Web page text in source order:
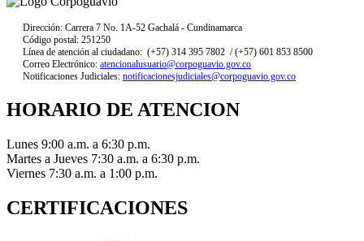
Dirección: Carrera 7 No. 1A-52 Gachalá - Cundinamarca
Código postal: 251250
Línea de atención al ciudadano: (+57) 314 395 7802 / (+57) 601 853 8500
Correo Electrónico: atencionalusuario@corpoguavio.gov.co
Notificaciones Judiciales: notificacionesjudiciales@corpoguavio.gov.co
HORARIO DE ATENCION
Lunes 9:00 a.m. a 6:30 p.m.
Martes a Jueves 7:30 a.m. a 6:30 p.m.
Viernes 7:30 a.m. a 1:00 p.m.
CERTIFICACIONES